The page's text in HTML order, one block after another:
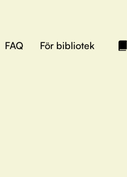
FAQ För bibliotek